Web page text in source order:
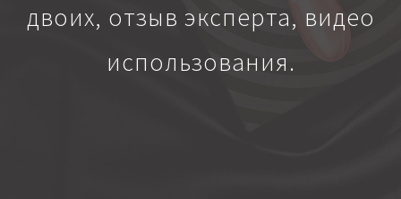
двоих, отзыв эксперта, видео
использования.